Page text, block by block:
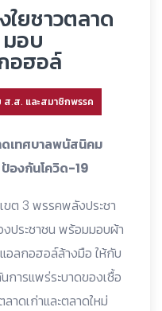
ยชาวตลาด
อบ
อฮอล์
ส.ส. และสมาชิกพรรค
เทศบาลพนัสนิคม
องกันโควิด-19
ต 3 พรรคพลังประชา
ประชาชน พร้อมมอบผ้า
อลกอฮอล์ล้างมือ ให้กับ
การแพร่ระบาดของเชื้อ
าดเก่าและตลาดใหม่